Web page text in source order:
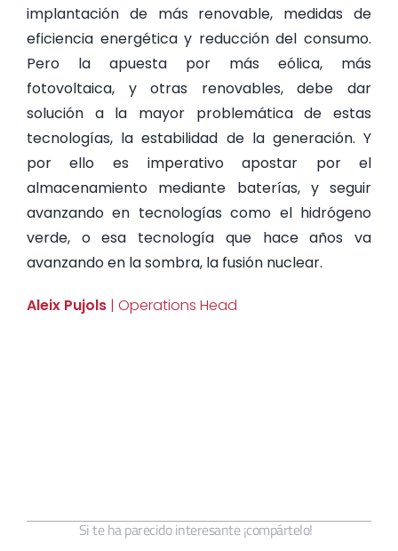
implantación de más renovable, medidas de
eficiencia energética y reducción del consumo.
Pero la apuesta por más eólica, más
fotovoltaica, y otras renovables, debe dar
solución a la mayor problemática de estas
tecnologías, la estabilidad de la generación. Y
por ello es imperativo apostar por el
almacenamiento mediante baterías, y seguir
avanzando en tecnologías como el hidrógeno
verde, o esa tecnología que hace años va
avanzando en la sombra, la fusión nuclear.
Aleix Pujols | Operations Head
Si te ha parecido interesante ¡compártelo!